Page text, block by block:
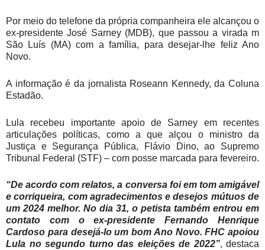
Por meio do telefone da própria companheira ele alcançou o
ex-presidente José Sarney (MDB), que passou a virada m
São Luís (MA) com a família, para desejar-lhe feliz Ano
Novo.
A informação é da jornalista Roseann Kennedy, da Coluna
Estadão.
Lula recebeu importante apoio de Sarney em recentes
articulações políticas, como a que alçou o ministro da
Justiça e Segurança Pública, Flávio Dino, ao Supremo
Tribunal Federal (STF) – com posse marcada para fevereiro.
“De acordo com relatos, a conversa foi em tom amigável
e corriqueira, com agradecimentos e desejos mútuos de
um 2024 melhor. No dia 31, o petista também entrou em
contato com o ex-presidente Fernando Henrique
Cardoso para desejá-lo um bom Ano Novo. FHC apoiou
Lula no segundo turno das eleições de 2022”, destaca